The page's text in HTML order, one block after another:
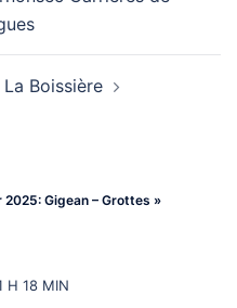
Boissière
2025: Gigean – Grottes »
H 18 MIN